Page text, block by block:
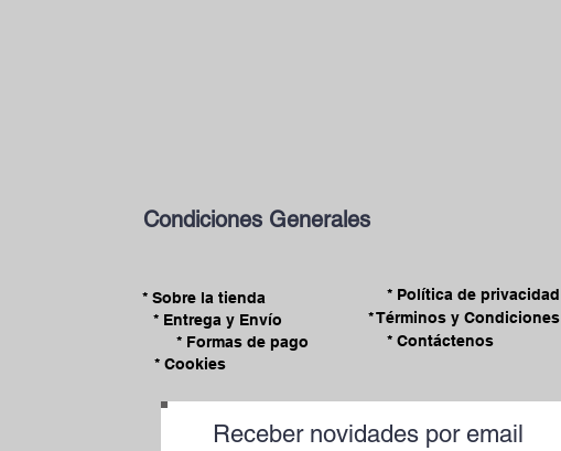
Condiciones Generales
* Sobre la tienda
* Formas de pago
* Entrega y Envío
* Cookies
* Contáctenos
* Términos y Condiciones
* Política de privacidad
Receber novidades por email